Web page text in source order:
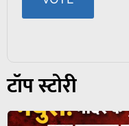
टॉप स्टोरी